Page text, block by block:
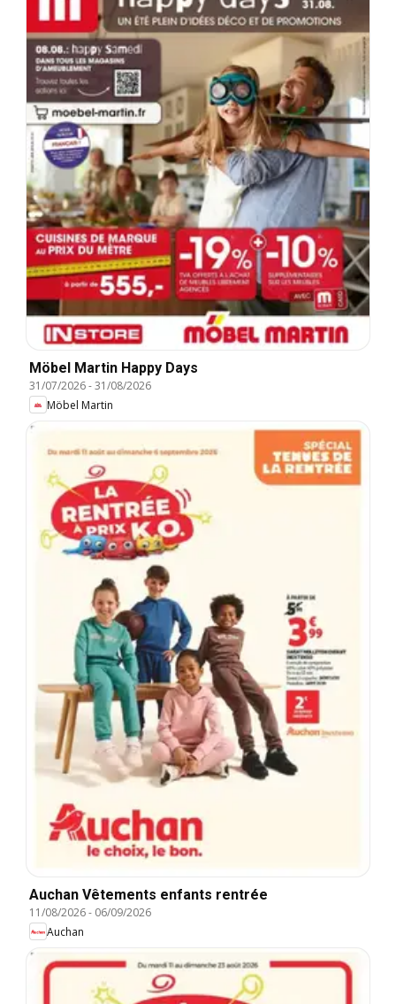
Möbel Martin Happy Days
31/07/2026-31/08/2026
Möbel Martin
Auchan Vêtements enfants rentrée
11/08/2026- 06/09/2026
Auchan